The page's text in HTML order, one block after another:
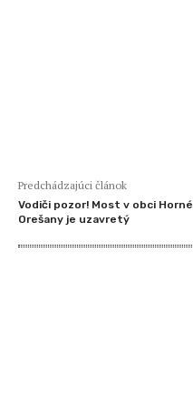
Predchádzajúci článok
Vodiči pozor! Most v obci Horné
Orešany je uzavretý